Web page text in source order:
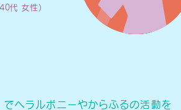
代 女性)
でヘラルボニーやからふるの活動を